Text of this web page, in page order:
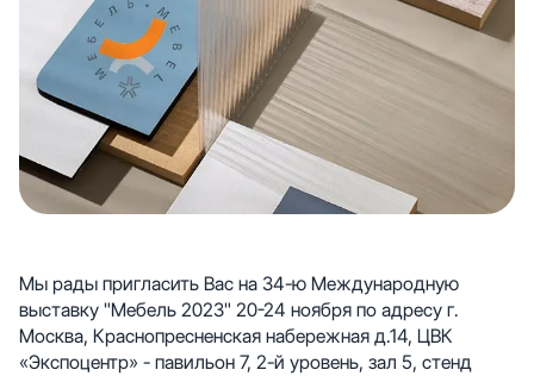
Мы рады пригласить Вас на 34-ю Международную
выставку "Мебель 2023" 20-24 ноября по адресу г.
Москва, Краснопресненская набережная д.14, ЦВК
«Экспоцентр» - павильон 7, 2-й уровень, зал 5, стенд